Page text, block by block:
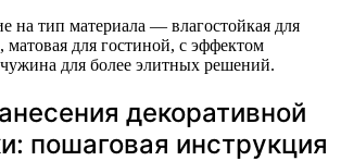
на тип материала — влагостойкая для
для гостиной, с эффектом
для более элитных решений.
декоративной
пошаговая инструкция